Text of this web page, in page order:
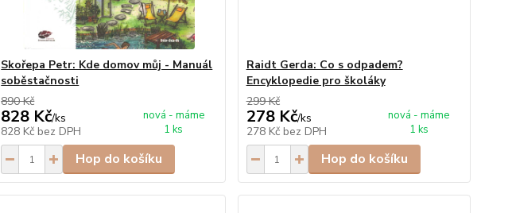
Skořepa Petr: Kde domov můj - Manuál
soběstačnosti
890 Kč
828 Kč/ks
828 Kč bez DPH
nová - máme
1 ks
Hop do košíku
Raidt Gerda: Co s odpadem?
Encyklopedie pro školáky
299 Kč
278 Kč/ks
278 Kč bez DPH
nová - máme
1 ks
Hop do košíku